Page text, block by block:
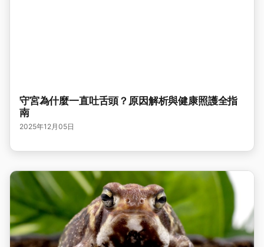
守宮為什麼一直吐舌頭？原因解析與健康照護全指
南
2025年12月05日